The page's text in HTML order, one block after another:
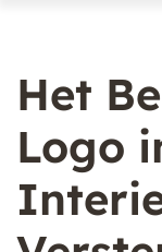
Het
Logo